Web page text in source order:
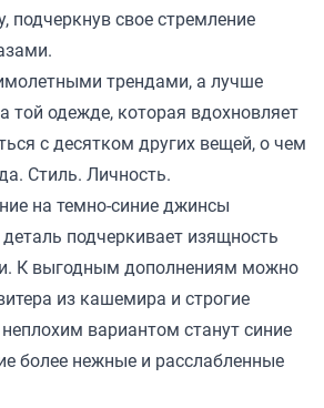
подчеркнув свое стремление
трендами, а лучше
той одежде, которая вдохновляет
с десятком других вещей, о чем
Стиль. Личность.
на темно-синие джинсы
подчеркивает изящность
К выгодным дополнениям можно
из кашемира и строгие
вариантом станут синие
более нежные и расслабленные